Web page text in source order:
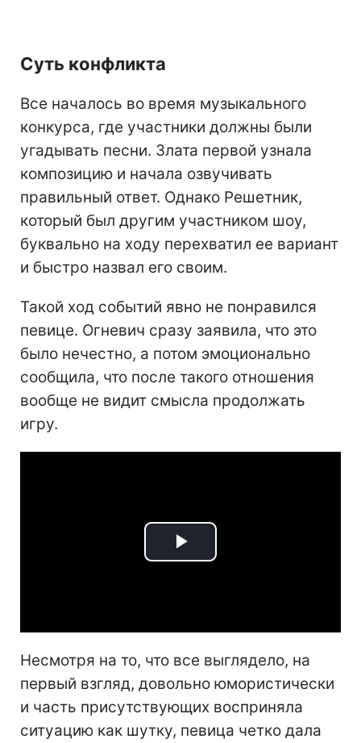
Суть конфликта
Все началось во время музыкального
конкурса, где участники должны были
угадывать песни. Злата первой узнала
композицию и начала озвучивать
правильный ответ. Однако Решетник,
который был другим участником шоу,
буквально на ходу перехватил ее вариант
и быстро назвал его своим.
Такой ход событий явно не понравился
певице. Огневич сразу заявила, что это
было нечестно, а потом эмоционально
сообщила, что после такого отношения
вообще не видит смысла продолжать
игру.
Play
Несмотря на то, что все выглядело, на
первый взгляд, довольно юмористически
и часть присутствующих восприняла
ситуацию как шутку, певица четко дала